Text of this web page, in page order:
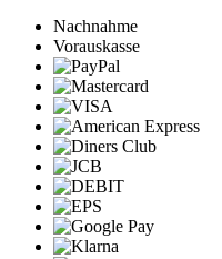
Nachnahme
Vorauskasse